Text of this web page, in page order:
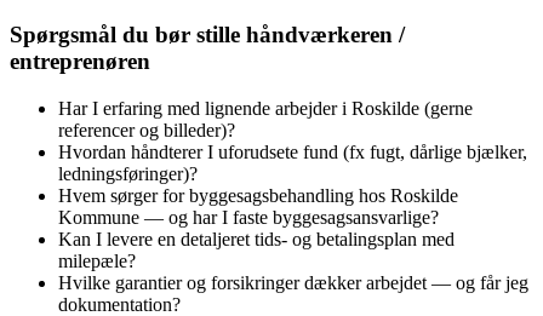
Spørgsmål du bør stille håndværkeren /
entreprenøren
Har I erfaring med lignende arbejder i Roskilde (gerne
referencer og billeder)?
Hvordan håndterer I uforudsete fund (fx fugt, dårlige bjælker,
ledningsføringer)?
Hvem sørger for byggesagsbehandling hos Roskilde
Kommune — og har I faste byggesagsansvarlige?
Kan I levere en detaljeret tids- og betalingsplan med
milepæle?
Hvilke garantier og forsikringer dækker arbejdet — og får jeg
dokumentation?